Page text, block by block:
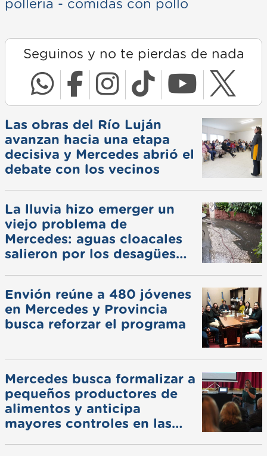
pollería - comidas con pollo
Seguinos y no te pierdas de nada
Las obras del Río Luján
avanzan hacia una etapa
decisiva y Mercedes abrió el
debate con los vecinos
La lluvia hizo emerger un
viejo problema de
Mercedes: aguas cloacales
salieron por los desagües
Envión reúne a 480 jóvenes
en Mercedes y Provincia
busca reforzar el programa
Mercedes busca formalizar a
pequeños productores de
alimentos y anticipa
mayores controles en las